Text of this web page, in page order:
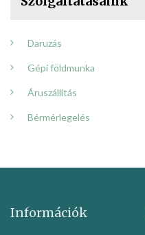
Daruzás
Gépi földmunka
Áruszállítás
Bérmérlegelés
Információk